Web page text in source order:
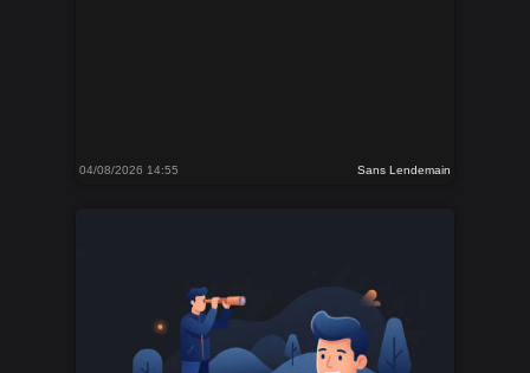
04/08/2026 14:55 Sans Lendemain